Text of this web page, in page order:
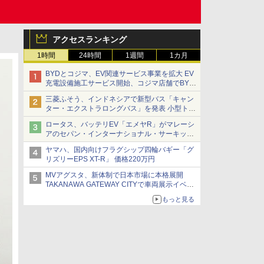
アクセスランキング
1時間 24時間 1週間 1カ月
BYDとコジマ、EV関連サービス事業を拡大 EV
充電設備施工サービス開始、コジマ店舗でBYD
車の展示・試乗イベントを強化
三菱ふそう、インドネシアで新型バス「キャン
ター・エクストラロングバス」を発表 小型トラ
ックベースの観光・旅客輸送向けバス
ロータス、バッテリEV「エメヤR」がマレーシ
アのセパン・インターナショナル・サーキット
のBEV最速タイムを樹立
ヤマハ、国内向けフラグシップ四輪バギー「グ
リズリーEPS XT-R」 価格220万円
MVアグスタ、新体制で日本市場に本格展開
TAKANAWA GATEWAY CITYで車両展示イベン
もっと見る